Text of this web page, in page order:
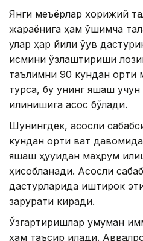
Янги меъёрлар хорижий
жараёнига ҳам қўшимча
улар ҳар йили ўқув
қисмини ўзлаштириши
таълимни 90 кундан ортиқ
турса, бу унинг яшаш
қилинишига асос бўлади.
Шунингдек, асосли
кундан ортиқ вақт
яшаш ҳуқуқидан маҳрум
ҳисобланади. Асосли
дастурларида иштирок
зарурати киради.
Ўзгартиришлар умуман
ҳам таъсир қилади.